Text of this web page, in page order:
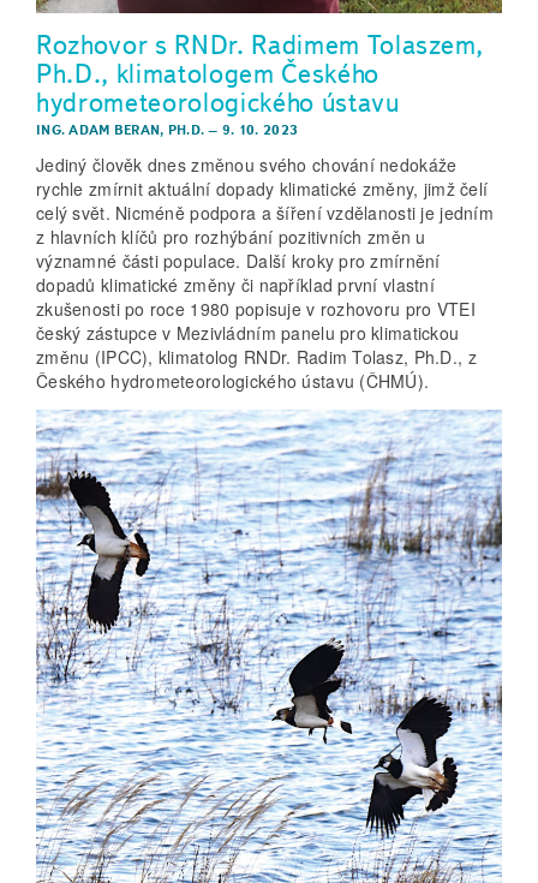
Rozhovor s RNDr. Radimem Tolaszem,
Ph.D., klimatologem Českého
hydrometeorologického ústavu
ING. ADAM BERAN, PH.D. –9. 10. 2023
Jediný člověk dnes změnou svého chování nedokáže
rychle zmírnit aktuální dopady klimatické změny, jimž čelí
celý svět. Nicméně podpora a šíření vzdělanosti je jedním
z hlavních klíčů pro rozhýbání pozitivních změn u
významné části populace. Další kroky pro zmírnění
dopadů klimatické změny či například první vlastní
zkušenosti po roce 1980 popisuje v rozhovoru pro VTEI
český zástupce v Mezivládním panelu pro klimatickou
změnu (IPCC), klimatolog RNDr. Radim Tolasz, Ph.D., z
Českého hydrometeorologického ústavu (ČHMÚ).